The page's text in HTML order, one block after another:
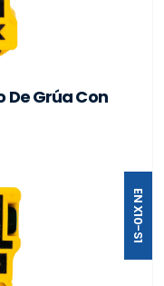
De Grúa Con
EN X10-S1